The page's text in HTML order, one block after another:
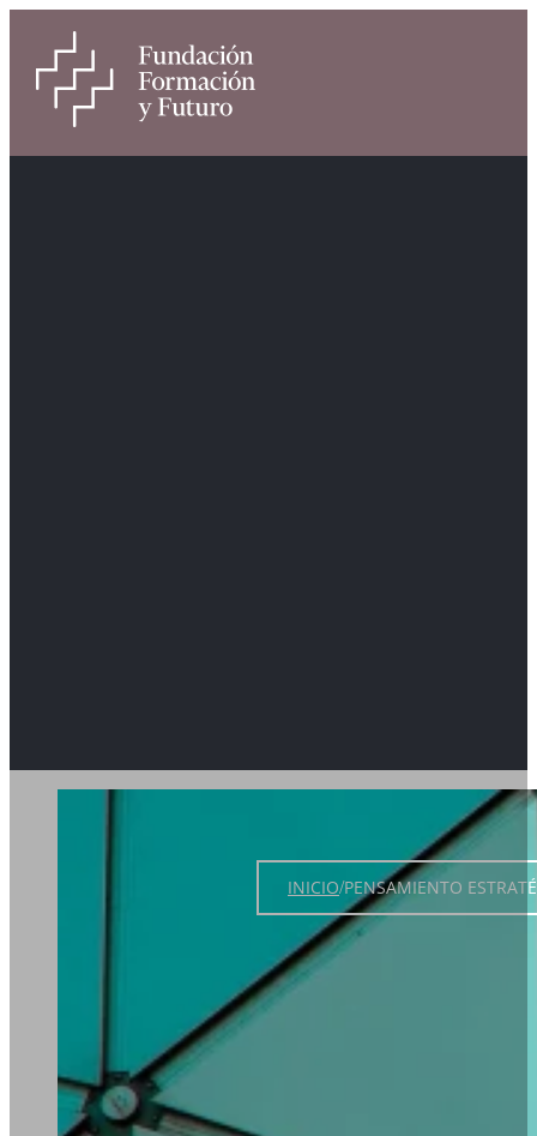
INICIO/PENSAMIENTO